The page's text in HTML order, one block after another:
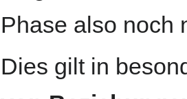
Phase also noch
Dies gilt in